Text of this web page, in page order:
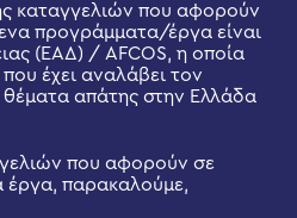
καταγγελιών που αφορούν
προγράμματα/έργα είναι
(ΕΑΔ) / AFCOS, η οποία
έχει αναλάβει τον
θέματα απάτης στην Ελλάδα
που αφορούν σε
έργα, παρακαλούμε,